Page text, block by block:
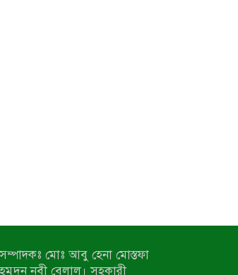
সম্পাদকঃ মোঃ আবু হেনা মোস্তফা
নবী বেলাল। সহকারী